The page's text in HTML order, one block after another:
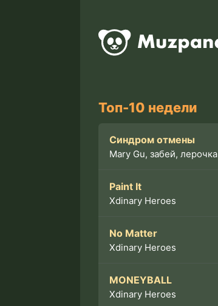
Топ-10 недели
Синдром отмены
Mary Gu, забей, лерочка
Paint It
Xdinary Heroes
No Matter
Xdinary Heroes
MONEYBALL
Xdinary Heroes